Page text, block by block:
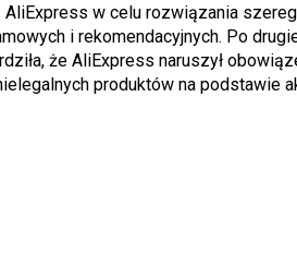
w celu rozwiązania
i rekomendacyjnych. Po
że AliExpress naruszył
produktów na podstawie